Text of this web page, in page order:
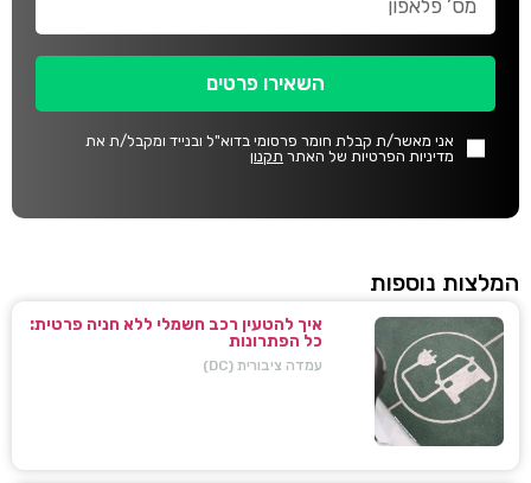
אני מאשר/ת קבלת חומר פרסומי בדוא"ל ובנייד ומקבל/ת את
מדיניות הפרטיות של האתר תקנון
השאירו פרטים
המלצות נוספות
איך להטעין רכב חשמלי ללא חניה פרטית:
כל הפתרונות
עמדה ציבורית (DC)